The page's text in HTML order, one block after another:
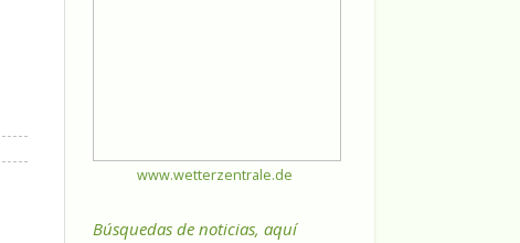
www.wetterzentrale.de
Búsquedas de noticias, aquí